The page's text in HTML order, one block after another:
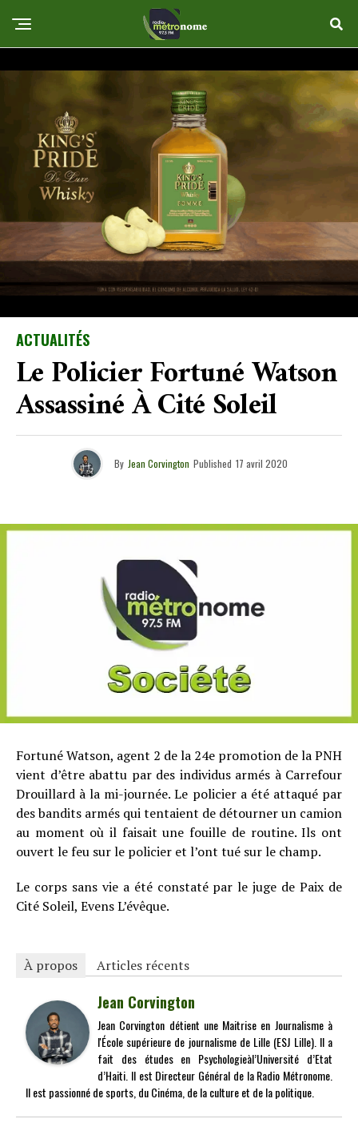
ACTUALITÉS
Le Policier Fortuné Watson
Assassiné À Cité Soleil
By Jean Corvington Published 17 avril 2020
Fortuné Watson, agent 2 de la 24e promotion de la PNH
vient d’être abattu par des individus armés à Carrefour
Drouillard à la mi-journée. Le policier a été attaqué par
des bandits armés qui tentaient de détourner un camion
au moment où il faisait une fouille de routine. Ils ont
ouvert le feu sur le policier et l’ont tué sur le champ.
Le corps sans vie a été constaté par le juge de Paix de
Cité Soleil, Evens L’évêque.
À propos Articles récents
Jean Corvington
Jean Corvington détient une Maitrise en Journalisme à
l'École supérieure de journalisme de Lille (ESJ Lille). Il a
fait des études en Psychologieàl’Université d’Etat
d’Haiti. Il est Directeur Général de la Radio Métronome.
Il est passionné de sports, du Cinéma, de la culture et de la politique.